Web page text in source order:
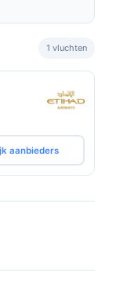
1 vluchten
aanbieders